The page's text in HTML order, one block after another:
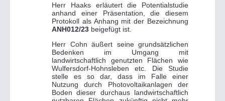
Herr Haaks erläutert die Potentialstudie
anhand einer Präsentation, die diesem
Protokoll als Anhang mit der Bezeichnung
ANH012/23 beigefügt ist.
Herr Cohn äußert seine grundsätzlichen
Bedenken im Umgang mit
landwirtschaftlich genutzten Flächen wie
Wulfersdorf-Hohnsleben etc. Die Studie
stelle es so dar, dass im Falle einer
Nutzung durch Photovoltaikanlagen der
Boden dieser durchaus landwirtschaftlich